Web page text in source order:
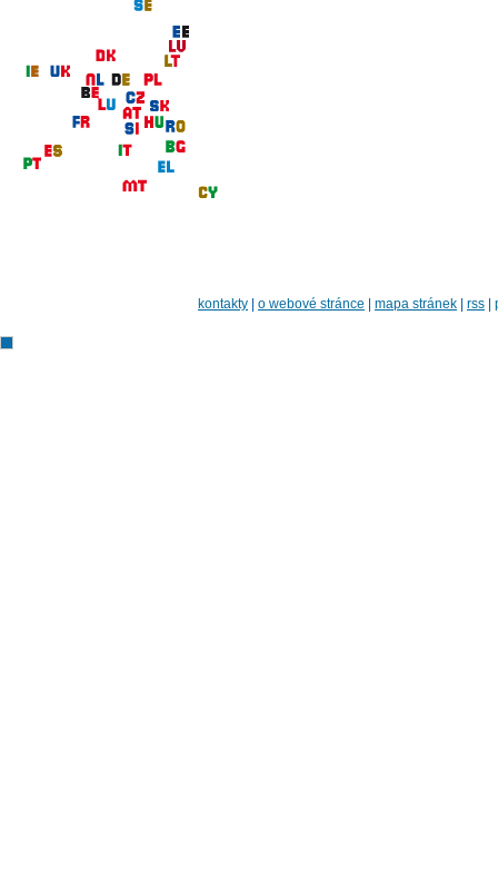
kontakty o webové stránce mapa stránek rss